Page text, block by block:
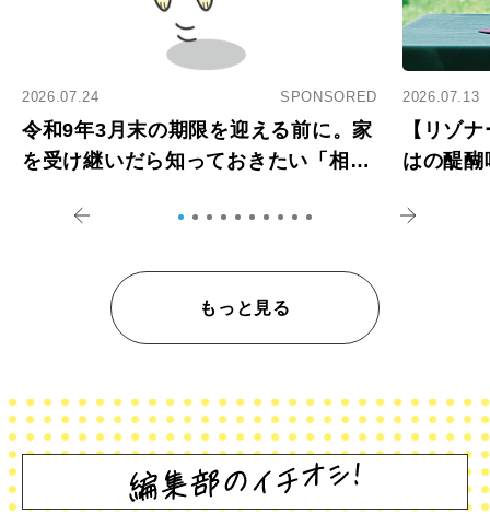
2026.07.24 SPONSORED
令和9年3月末の期限を迎える前に。家
を受け継いだら知っておきたい「相続
2026.07.13
【リゾ
はの醍
もっと見る